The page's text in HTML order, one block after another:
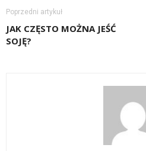
Poprzedni artykuł
JAK CZĘSTO MOŻNA JEŚĆ
SOJĘ?